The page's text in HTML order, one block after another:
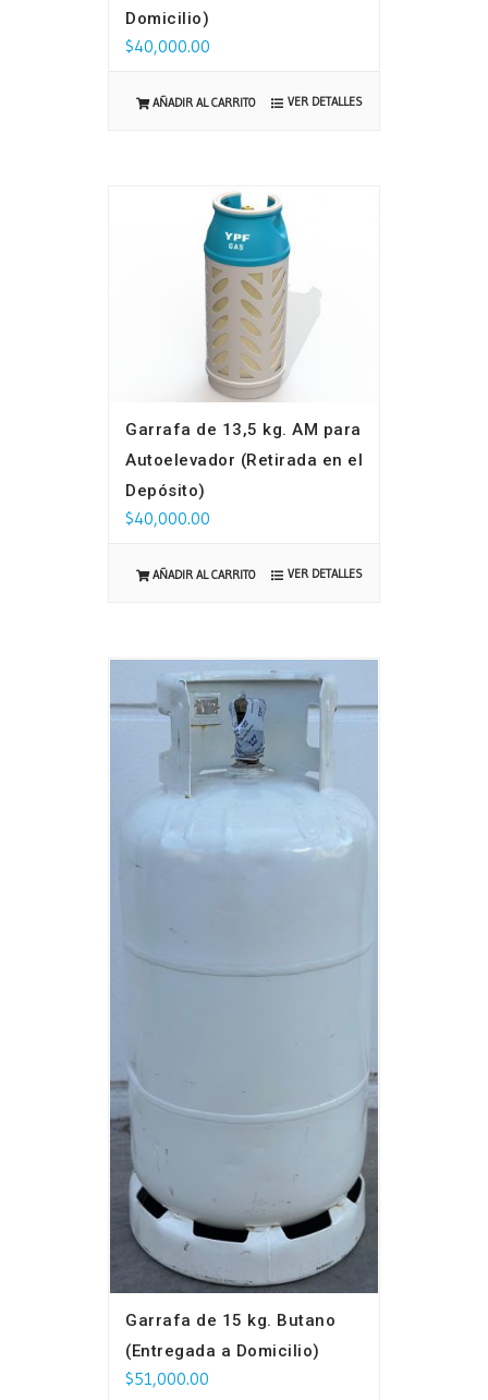
Domicilio)
$40,000.00
AÑADIR AL CARRITO VER DETALLES
Garrafa de 13,5 kg. AM para
Autoelevador (Retirada en el
Depósito)
$40,000.00
AÑADIR AL CARRITO VER DETALLES
Garrafa de 15 kg. Butano
(Entregada a Domicilio)
$51,000.00